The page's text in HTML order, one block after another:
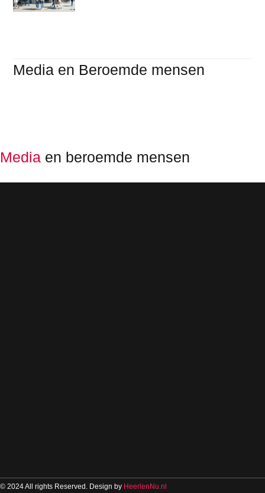
Media en Beroemde mensen
Media en beroemde mensen
© 2024 All rights Reserved. Design by HeerlenNu.nl